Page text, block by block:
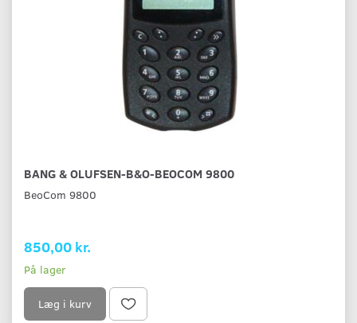
BANG & OLUFSEN-B&O-BEOCOM 9800
BeoCom 9800
850,00 kr.
På lager
Læg i kurv